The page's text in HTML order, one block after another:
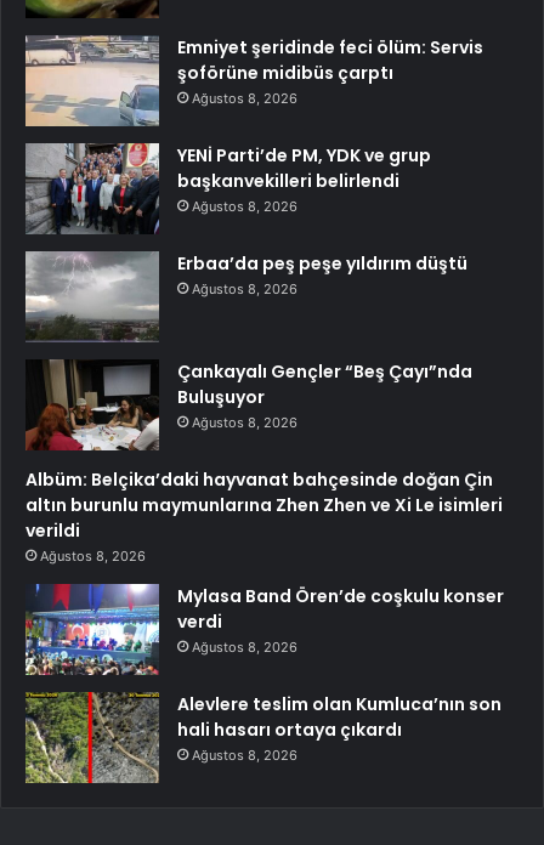
Emniyet şeridinde feci ölüm: Servis
şoförüne midibüs çarptı
Ağustos 8, 2026
YENİ Parti’de PM, YDK ve grup
başkanvekilleri belirlendi
Ağustos 8, 2026
Erbaa’da peş peşe yıldırım düştü
Ağustos 8, 2026
Çankayalı Gençler “Beş Çayı”nda
Buluşuyor
Ağustos 8, 2026
Albüm: Belçika’daki hayvanat bahçesinde doğan Çin
altın burunlu maymunlarına Zhen Zhen ve Xi Le isimleri
verildi
Ağustos 8, 2026
Mylasa Band Ören’de coşkulu konser
verdi
Ağustos 8, 2026
Alevlere teslim olan Kumluca’nın son
hali hasarı ortaya çıkardı
Ağustos 8, 2026